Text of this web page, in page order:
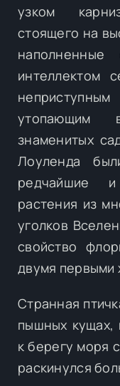
узком
стоящего на
интеллектом
утопающим
знаменитых
Лоуленда
редчайшие
растения из
уголков
свойство
двумя первыми
Странная
пышных кущах,
к берегу моря
раскинулся